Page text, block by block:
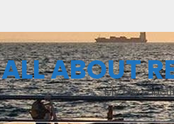
ALL ABOUT
My blog